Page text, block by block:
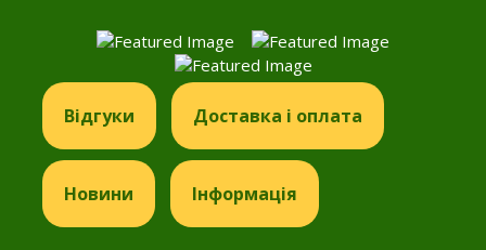
Відгуки Доставка і оплата
Новини Інформація